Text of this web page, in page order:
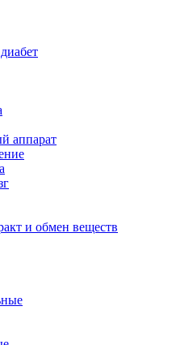
аппарат
и обмен веществ